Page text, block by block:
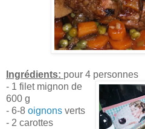
Ingrédients: pour 4 personnes
- 1 filet mignon de
600 g
- 6-8 oignons verts
- 2 carottes